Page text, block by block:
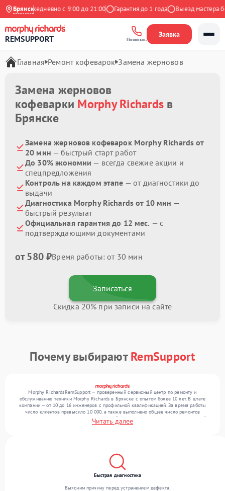
Брянск
Ежедневно с 9:00 до 21:00 Гарантия до 1 года Выезд мастера
REMSUPPORT Позвонить
Заявка
Главная Ремонт кофеварок Замена жерновов
Замена жерновов
кофеварки Morphy Richards в
Брянске
Замена жерновов кофеварок Morphy Richards от
20 мин — быстрый старт работ
До 30% экономии — всегда свежие акции и
спецпредложения
Контроль на каждом этапе — от диагностики до
выдачи
Диагностика Morphy Richards от 10 мин —
быстрый результат
Официальная гарантия до 12 мес. — с
подтверждающими документами
от 580 ₽Время работы: от 30 мин
Записаться
Скидка 20% при записи на сайте
Почему выбираютRemSupport
Morphy RichardsRemSupport — проверенный сервисный центр по ремонту и
обслуживанию техники Morphy Richards в Брянске с опытом более 10 лет. В штате
компании — от 10 до 16 инженеров с профильной квалификацией. За время работы
число клиентов превысило 10 000, а также выполнено общее число ремонтов
превысило 12 000. Ежемесячно в сервисный центр поступает более 300 обращений,
включая , , . Мы беремся за задачи любой сложности и обеспечиваем надежный
Читать далее
Быстрая диагностика
Выясним причину перед устранением дефекта.